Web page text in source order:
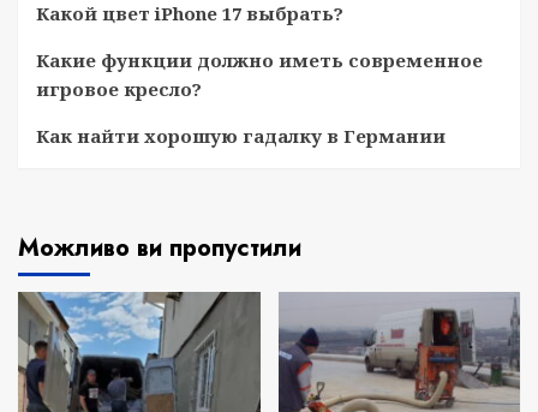
Какой цвет iPhone 17 выбрать?
Какие функции должно иметь современное
игровое кресло?
Как найти хорошую гадалку в Германии
Можливо ви пропустили